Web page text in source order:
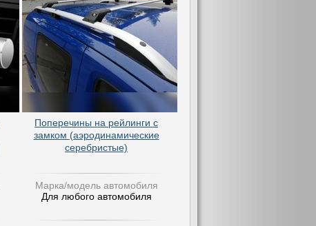
Поперечины на рейлинги с
замком (аэродинамические
серебристые)
Марка/модель автомобиля
Для любого автомобиля